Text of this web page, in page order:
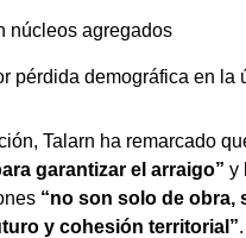
núcleos agregados
pérdida demográfica en la
Talarn ha remarcado
garantizar el arraigo” y
“no son solo de obra,
y cohesión territorial”